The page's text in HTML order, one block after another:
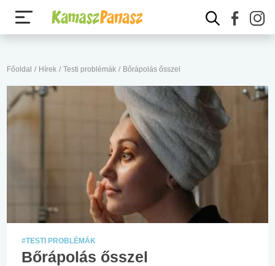
Főoldal / Hírek / Testi problémák / Bőrápolás ősszel
#TESTI PROBLÉMÁK
Bőrápolás ősszel